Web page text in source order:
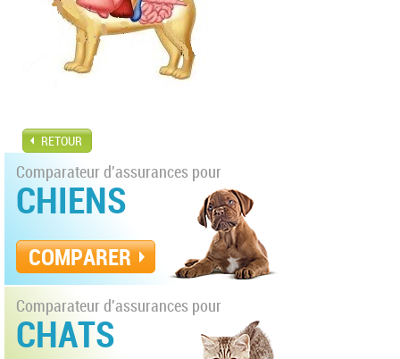
RETOUR
Comparateur d'assurances pour
CHIENS
COMPARER
Comparateur d'assurances pour
CHATS